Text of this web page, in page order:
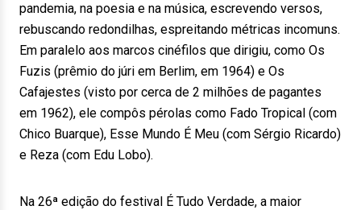
pandemia, na poesia e na música, escrevendo versos,
rebuscando redondilhas, espreitando métricas incomuns.
Em paralelo aos marcos cinéfilos que dirigiu, como Os
Fuzis (prêmio do júri em Berlim, em 1964) e Os
Cafajestes (visto por cerca de 2 milhões de pagantes
em 1962), ele compôs pérolas como Fado Tropical (com
Chico Buarque), Esse Mundo É Meu (com Sérgio Ricardo)
e Reza (com Edu Lobo).
Na 26ª edição do festival É Tudo Verdade, a maior